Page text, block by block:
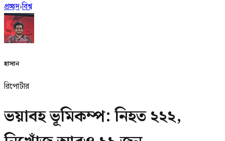
প্রচ্ছদ›বিশ্ব
হাসান
রিপোর্টার
ভয়াবহ ভূমিকম্প: নিহত ২২২,